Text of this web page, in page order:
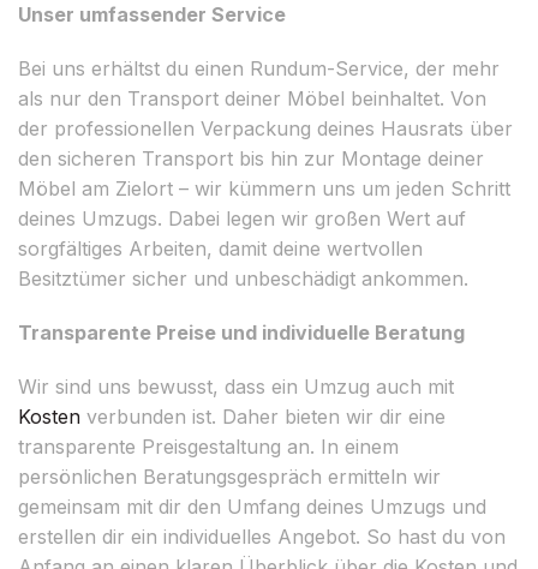
Unser umfassender Service
Bei uns erhältst du einen Rundum-Service, der mehr
als nur den Transport deiner Möbel beinhaltet. Von
der professionellen Verpackung deines Hausrats über
den sicheren Transport bis hin zur Montage deiner
Möbel am Zielort – wir kümmern uns um jeden Schritt
deines Umzugs. Dabei legen wir großen Wert auf
sorgfältiges Arbeiten, damit deine wertvollen
Besitztümer sicher und unbeschädigt ankommen.
Transparente Preise und individuelle Beratung
Wir sind uns bewusst, dass ein Umzug auch mit
Kosten verbunden ist. Daher bieten wir dir eine
transparente Preisgestaltung an. In einem
persönlichen Beratungsgespräch ermitteln wir
gemeinsam mit dir den Umfang deines Umzugs und
erstellen dir ein individuelles Angebot. So hast du von